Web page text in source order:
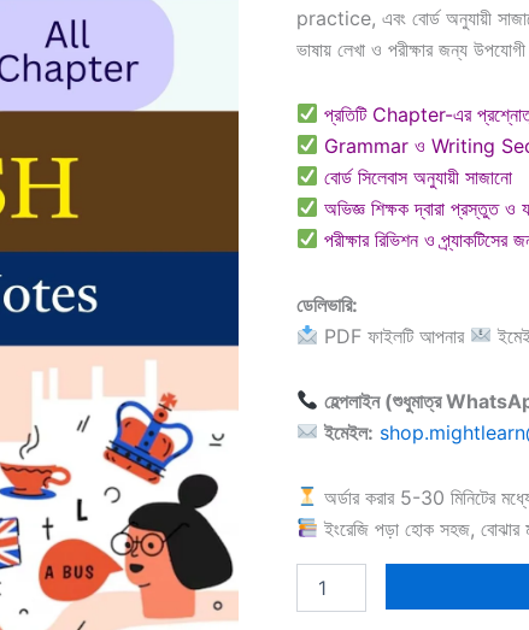
practice, এবং বোর্ড অনুযায়ী
ভাষায় লেখা ও পরীক্ষার জন্য
প্রতিটি Chapter-এর
Grammar ও Writing
বোর্ড সিলেবাস অনুযায়ী সাজানো
অভিজ্ঞ শিক্ষক দ্বারা প্রস্তুত ও
পরীক্ষার রিভিশন ও প্র্যাকটিসের
ডেলিভারি:
PDF ফাইলটি আপনার
হেল্পলাইন (শুধুমাত্র
ইমেইল:
অর্ডার করার 5-30 মিনিটের
ইংরেজি পড়া হোক সহজ,
Class